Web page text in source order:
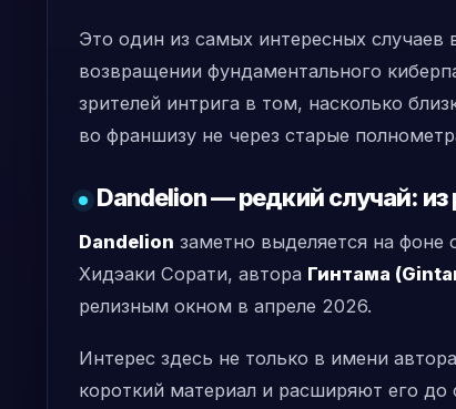
Это один из самых интересных
возвращении фундаментального
зрителей интрига в том, насколько
во франшизу не через старые
Dandelion — редкий случай: из
Dandelion заметно выделяется на
Хидэаки Сорати, автора Гинтама
релизным окном в апреле 2026.
Интерес здесь не только в имени
короткий материал и расширяют его